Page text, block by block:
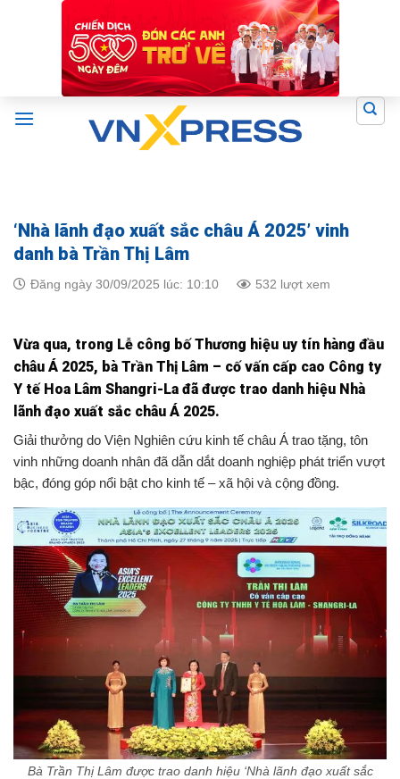
‘Nhà lãnh đạo xuất sắc châu Á 2025’ vinh
danh bà Trần Thị Lâm
Đăng ngày 30/09/2025 lúc: 10:10 532 lượt xem
Vừa qua, trong Lễ công bố Thương hiệu uy tín hàng đầu
châu Á 2025, bà Trần Thị Lâm – cố vấn cấp cao Công ty
Y tế Hoa Lâm Shangri-La đã được trao danh hiệu Nhà
lãnh đạo xuất sắc châu Á 2025.
Giải thưởng do Viện Nghiên cứu kinh tế châu Á trao tặng, tôn
vinh những doanh nhân đã dẫn dắt doanh nghiệp phát triển vượt
bậc, đóng góp nổi bật cho kinh tế – xã hội và cộng đồng.
Bà Trần Thị Lâm được trao danh hiệu ‘Nhà lãnh đạo xuất sắc